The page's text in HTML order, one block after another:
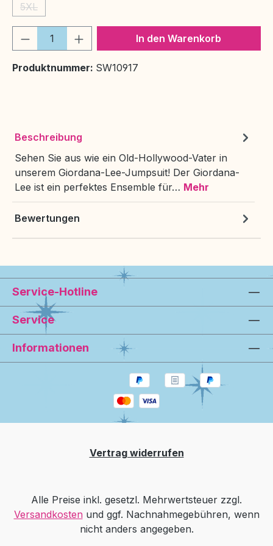
5XL
(Diese Option ist zurzeit nicht verfügbar.)
Produkt Anzahl: Gib denIn den Warenkorb
Produktnummer: SW10917
Beschreibung
Sehen Sie aus wie ein Old-Hollywood-Vater in
unserem Giordana-Lee-Jumpsuit! Der Giordana-
Lee ist ein perfektes Ensemble für… Mehr
Bewertungen
Service-Hotline
Service
Informationen
Vertrag widerrufen
Alle Preise inkl. gesetzl. Mehrwertsteuer zzgl.
Versandkostenund ggf. Nachnahmegebühren, wenn
nicht anders angegeben.